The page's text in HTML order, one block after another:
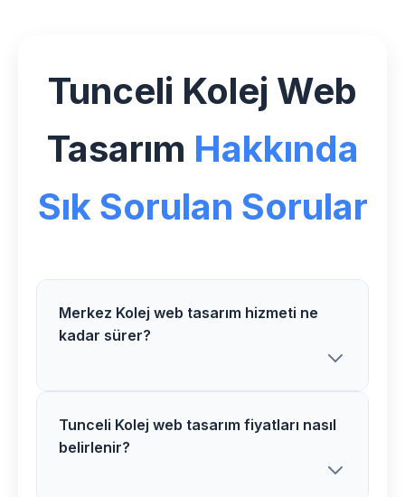
Tunceli Kolej Web
Tasarım Hakkında
Sık Sorulan Sorular
Merkez Kolej web tasarım hizmeti ne
kadar sürer?
Göksoy Medya olarak Merkez
bölgesindeki Kolej web tasarım
Tunceli Kolej web tasarım fiyatları nasıl
belirlenir?